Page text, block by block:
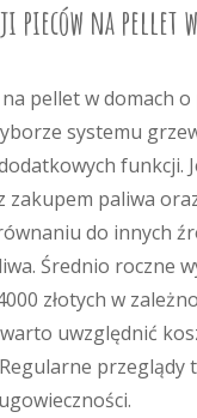
pieców na pellet
pellet w domach
systemu
zakupem paliwa
do innych
Średnio roczne
złotych w
uwzględnić
przeglądy